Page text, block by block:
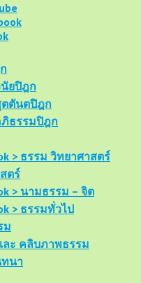
ยปิฎก
ตันตปิฎก
ธรรมปิฎก
> ธรรม วิทยาศาสตร์
ตร์
> นามธรรม – จิต
> ธรรมทั่วไป
ม
ละ คลิบภาพธรรม
นา